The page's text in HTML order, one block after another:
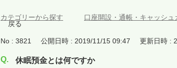
カテゴリーから探す 口座開設・通帳・キャッシュ
戻る
No : 3821 公開日時 : 2019/11/15 09:47 更新日時 :
休眠預金とは何ですか